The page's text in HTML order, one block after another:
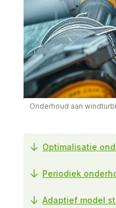
Onderhoud aan
Optimalisatie
Periodiek
Adaptief model